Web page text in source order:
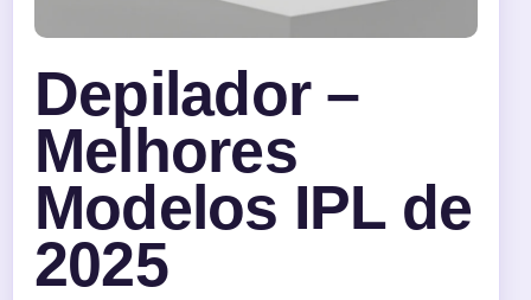
Depilador –
Melhores
Modelos IPL de
2025